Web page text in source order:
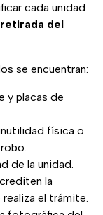
cada unidad
del
se encuentran:
y placas de
física o
de la unidad.
la
el trámite.